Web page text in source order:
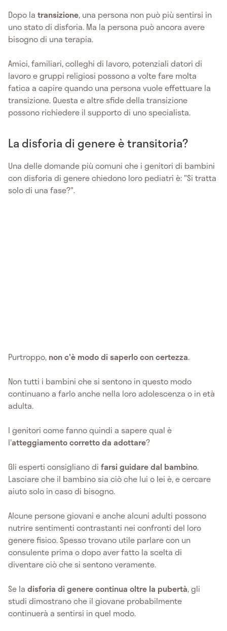
Dopo la transizione, una persona non può più sentirsi in
uno stato di disforia. Ma la persona può ancora avere
bisogno di una terapia.
Amici, familiari, colleghi di lavoro, potenziali datori di
lavoro e gruppi religiosi possono a volte fare molta
fatica a capire quando una persona vuole effettuare la
transizione. Questa e altre sfide della transizione
possono richiedere il supporto di uno specialista.
La disforia di genere è transitoria?
Una delle domande più comuni che i genitori di bambini
con disforia di genere chiedono loro pediatri è: "Si tratta
solo di una fase?".
Purtroppo, non c'è modo di saperlo con certezza.
Non tutti i bambini che si sentono in questo modo
continuano a farlo anche nella loro adolescenza o in età
adulta.
I genitori come fanno quindi a sapere qual è
l'atteggiamento corretto da adottare?
Gli esperti consigliano di farsi guidare dal bambino.
Lasciare che il bambino sia ciò che lui o lei è, e cercare
aiuto solo in caso di bisogno.
Alcune persone giovani e anche alcuni adulti possono
nutrire sentimenti contrastanti nei confronti del loro
genere fisico. Spesso trovano utile parlare con un
consulente prima o dopo aver fatto la scelta di
diventare ciò che si sentono veramente.
Se la disforia di genere continua oltre la pubertà, gli
studi dimostrano che il giovane probabilmente
continuerà a sentirsi in quel modo.